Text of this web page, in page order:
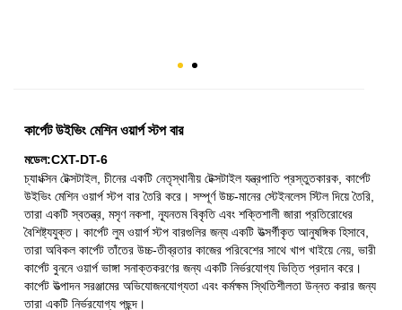
কার্পেট উইভিং মেশিন ওয়ার্প স্টপ বার
মডেল:CXT-DT-6
চ্যাংক্সিন টেক্সটাইল, চীনের একটি নেতৃস্থানীয় টেক্সটাইল যন্ত্রপাতি প্রস্তুতকারক, কার্পেট
উইভিং মেশিন ওয়ার্প স্টপ বার তৈরি করে। সম্পূর্ণ উচ্চ-মানের স্টেইনলেস স্টিল দিয়ে তৈরি,
তারা একটি স্বতন্ত্র, মসৃণ নকশা, ন্যূনতম বিকৃতি এবং শক্তিশালী জারা প্রতিরোধের
বৈশিষ্ট্যযুক্ত। কার্পেট লুম ওয়ার্প স্টপ বারগুলির জন্য একটি উত্সর্গীকৃত আনুষঙ্গিক হিসাবে,
তারা অবিকল কার্পেট তাঁতের উচ্চ-তীব্রতার কাজের পরিবেশের সাথে খাপ খাইয়ে নেয়, ভারী
কার্পেট বুননে ওয়ার্প ভাঙ্গা সনাক্তকরণের জন্য একটি নির্ভরযোগ্য ভিত্তি প্রদান করে।
কার্পেট উত্পাদন সরঞ্জামের অভিযোজনযোগ্যতা এবং কর্মক্ষম স্থিতিশীলতা উন্নত করার জন্য
তারা একটি নির্ভরযোগ্য পছন্দ।